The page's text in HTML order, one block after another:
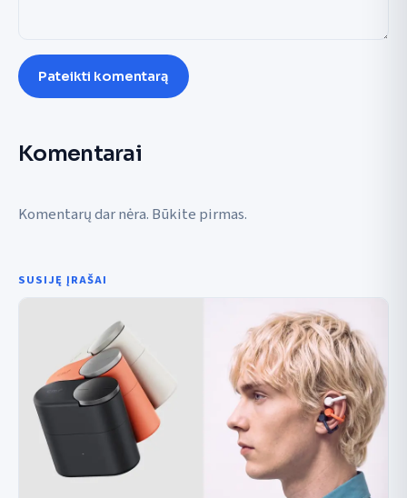
Pateikti komentarą
Komentarai
Komentarų dar nėra. Būkite pirmas.
SUSIJĘ ĮRAŠAI